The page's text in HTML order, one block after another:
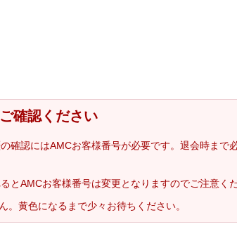
確認ください
確認にはAMCお客様番号が必要です。退会時まで
とAMCお客様番号は変更となりますのでご注意くだ
黄色になるまで少々お待ちください。